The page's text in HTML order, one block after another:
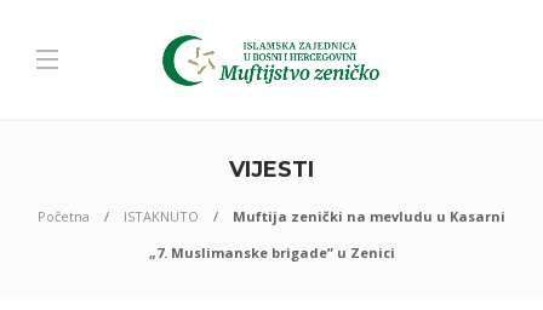
VIJESTI
Početna ISTAKNUTO
Muftija zenički na mevludu u Kasarni
„7. Muslimanske brigade” u Zenici